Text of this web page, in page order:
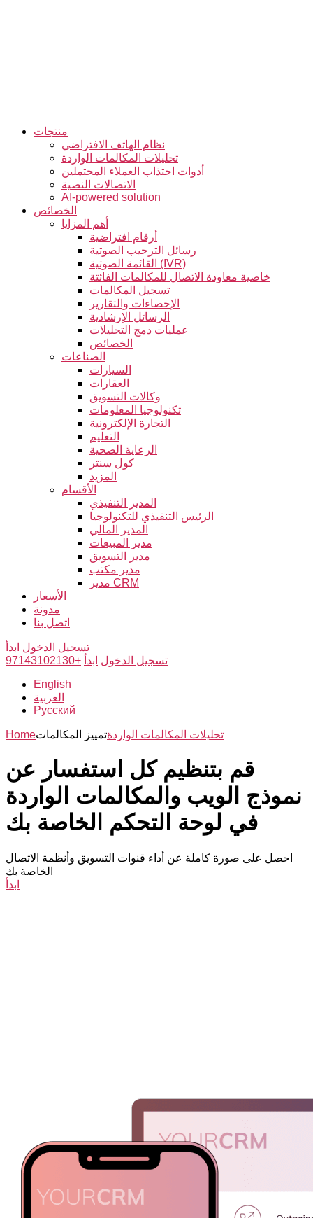
منتجات
نظام الهاتف الافتراضي
تحليلات المكالمات الواردة
أدوات اجتذاب العملاء المحتملين
الاتصالات النصية
AI-powered solution
الخصائص
أهم المزايا
أرقام افتراضية
رسائل الترحيب الصوتية
القائمة الصوتية (IVR)
خاصية معاودة الاتصال للمكالمات الفائتة
تسجيل المكالمات
الإحصاءات والتقارير
الرسائل الإرشادية
عمليات دمج التحليلات
الخصائص
الصناعات
السيارات
العقارات
وكالات التسويق
تكنولوجيا المعلومات
التجارة الإلكترونية
التعليم
الرعاية الصحية
كول سنتر
المزيد
الأقسام
المدير التنفيذي
الرئيس التنفيذي للتكنولوجيا
المدير المالي
مدير المبيعات
مدير التسويق
مدير مكتب
مدير CRM
الأسعار
مدونة
اتصل بنا
تسجيل الدخول ابدأ
تسجيل الدخول ابدأ +97143102130
English
العربية
Русский
Home تحليلات المكالمات الواردةتمييز المكالمات
قم بتنظيم كل استفسار عن
نموذج الويب والمكالمات الواردة
في لوحة التحكم الخاصة بك
احصل على صورة كاملة عن أداء قنوات التسويق وأنظمة الاتصال
الخاصة بك
ابدأ